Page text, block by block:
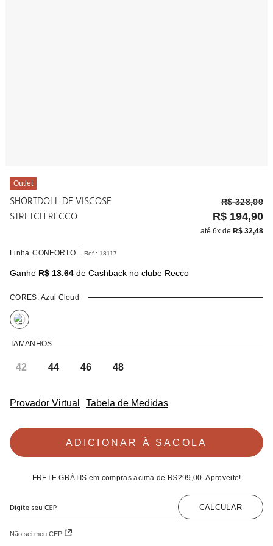
Outlet
SHORTDOLL DE VISCOSE
STRETCH RECCO
R$ 328,00
R$ 194,90
até 6x de R$ 32,48
Linha CONFORTO Ref. : 18117
Ganhe R$ 13.64 de Cashback no clube Recco
CORES: Azul Cloud
TAMANHOS
42 44 46 48
Provador Virtual Tabela de Medidas
ADICIONAR À SACOLA
FRETE GRÁTIS em compras acima de R$299,00. Aproveite!
Não sei meu CEP
CALCULAR